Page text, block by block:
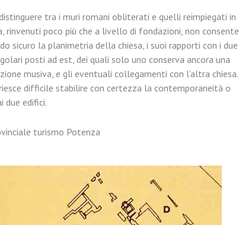
tra i muri romani obliterati e quelli reimpiegati in
rinvenuti poco più che a livello di fondazioni, non consente
sicuro la planimetria della chiesa, i suoi rapporti con i due
posti ad est, dei quali solo uno conserva ancora una
musiva, e gli eventuali collegamenti con l’altra chiesa.
difficile stabilire con certezza la contemporaneità o
due edifici.
turismo Potenza